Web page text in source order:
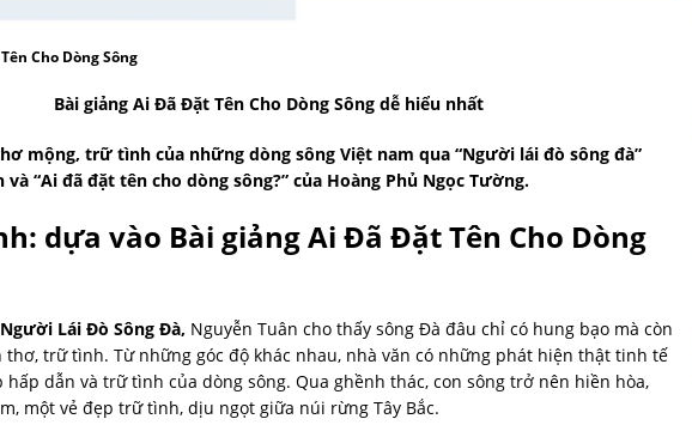
Cho Dòng Sông
Bài giảng Ai Đã Đặt Tên Cho Dòng Sông dễ hiểu nhất
mộng, trữ tình của những dòng sông Việt nam qua “Người lái đò sông đà”
và “Ai đã đặt tên cho dòng sông?” của Hoàng Phủ Ngọc Tường.
: dựa vào Bài giảng Ai Đã Đặt Tên Cho Dòng
Lái Đò Sông Đà, Nguyễn Tuân cho thấy sông Đà đâu chỉ có hung bạo mà còn
thơ, trữ tình. Từ những góc độ khác nhau, nhà văn có những phát hiện thật tinh tế
hấp dẫn và trữ tình của dòng sông. Qua ghềnh thác, con sông trở nên hiền hòa,
một vẻ đẹp trữ tình, dịu ngọt giữa núi rừng Tây Bắc.